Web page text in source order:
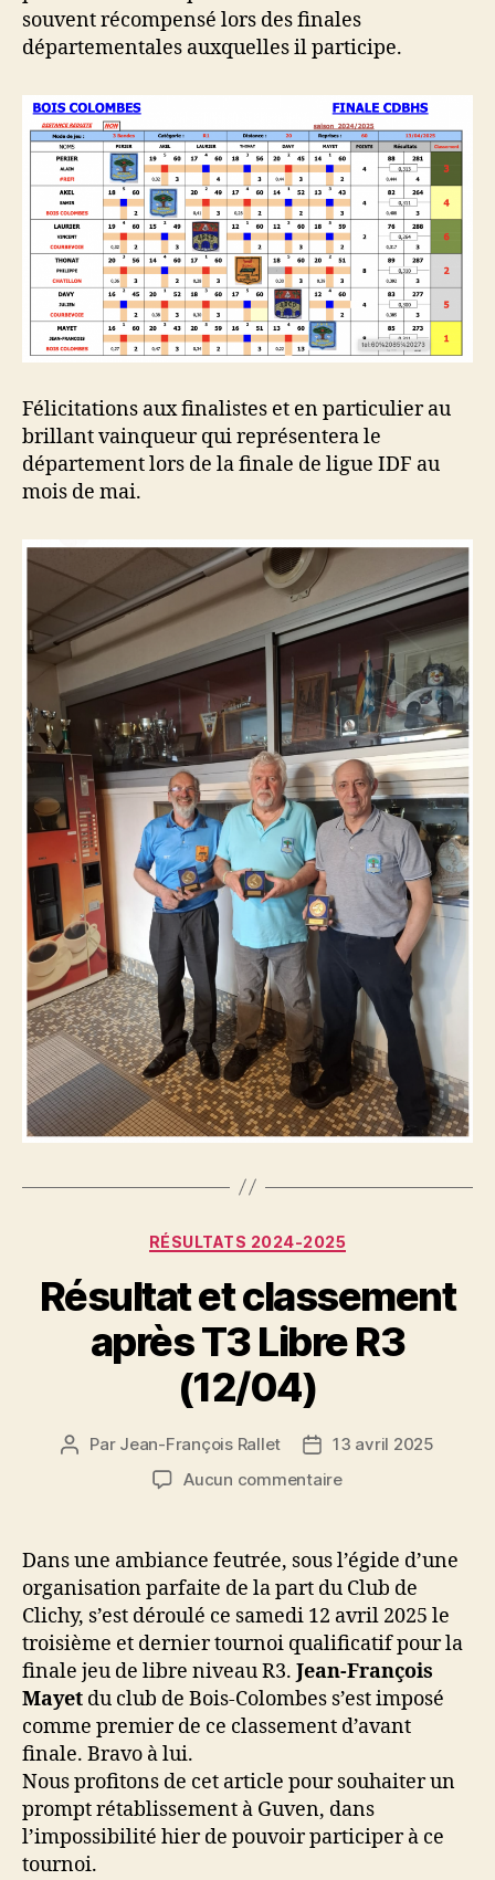
souvent récompensé lors des finales
départementales auxquelles il participe.
Félicitations aux finalistes et en particulier au
brillant vainqueur qui représentera le
département lors de la finale de ligue IDF au
mois de mai.
Catégories
RÉSULTATS 2024-2025
Résultat et classement
après T3 Libre R3
(12/04)
Auteur
Par Jean-François Rallet
Date
de
13 avril 2025
Aucun commentairesur
classement
après
T3
Libre
R3
(12/04)
Dans une ambiance feutrée, sous l’égide d’une
organisation parfaite de la part du Club de
Clichy, s’est déroulé ce samedi 12 avril 2025 le
troisième et dernier tournoi qualificatif pour la
finale jeu de libre niveau R3. Jean-François
Mayet du club de Bois-Colombes s’est imposé
comme premier de ce classement d’avant
finale. Bravo à lui.
Nous profitons de cet article pour souhaiter un
prompt rétablissement à Guven, dans
l’impossibilité hier de pouvoir participer à ce
tournoi.